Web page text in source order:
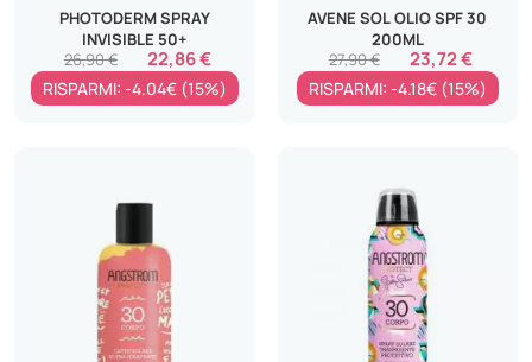
PHOTODERM SPRAY
INVISIBLE 50+
22,86 €
26,90 €
RISPARMI: -4.04€ (15%)
AVENE SOL OLIO SPF 30
200ML
23,72 €
27,90 €
RISPARMI: -4.18€ (15%)